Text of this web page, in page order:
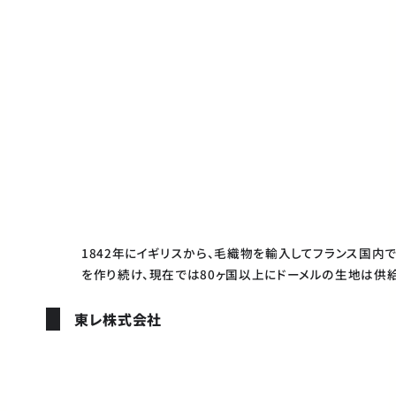
1842年にイギリスから、毛織物を輸入してフランス国内
を作り続け、現在では80ヶ国以上にドーメルの生地は供
東レ株式会社